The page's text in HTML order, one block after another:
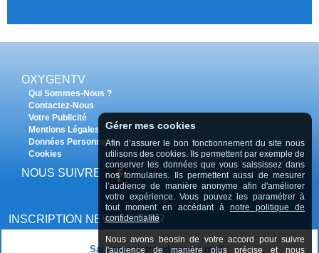
OXYGENTV
Qui Sommes-Nous ?
Contactez-Nous
Votre Publicité
Mentions Légales
Données Personnelles
Cookies
NOUS SUIVRE
INSCRIPTION NEWSLETTER
Saisissez votre adresse e-mail :
Gérer mes cookies
Afin d’assurer le bon fonctionnement du site nous
utilisons des cookies. Ils permettent par exemple de
conserver les données que vous saississez dans
nos formulaires. Ils permettent aussi de mesurer
l’audience de manière anonyme afin d'améliorer
votre expérience. Vous pouvez les paramétrer à
tout moment en accédant à notre politique de
confidentialité
Nous avons beosin de votre accord pour suivre
l'audience de manière plus précise et nous